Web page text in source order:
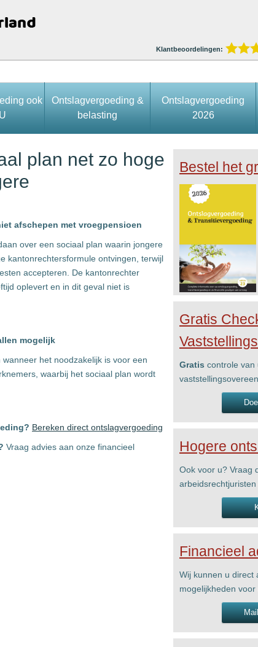
Klantbeoordelingen:
ook
Ontslagvergoeding &
belasting
Ontslagvergoeding
2026
plan net zo hoge
afschepen met vroegpensioen
over een sociaal plan waarin jongere
kantonrechtersformule ontvingen, terwijl
accepteren. De kantonrechter
oplevert en in dit geval niet is
mogelijk
het noodzakelijk is voor een
waarbij het sociaal plan wordt
Bereken direct ontslagvergoeding
Vraag advies aan onze financieel
Bestel het
Gratis
Gratis controle van
Hogere
Ook voor u? Vraag
arbeidsrechtjuristen
Financieel
Wij kunnen u direct
mogelijkheden voor